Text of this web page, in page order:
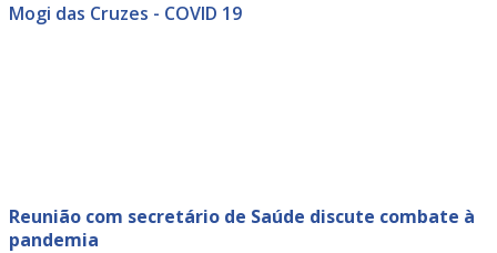
Mogi das Cruzes - COVID 19
Reunião com secretário de Saúde discute combate à
pandemia